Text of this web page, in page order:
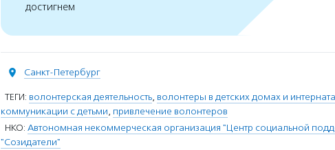
достигнем
Санкт-Петербург
ТЕГИ: волонтерская деятельность, волонтеры в детских домах и
коммуникации с детьми, привлечение волонтеров
НКО: Автономная некоммерческая организация "Центр социальной
"Созидатели"